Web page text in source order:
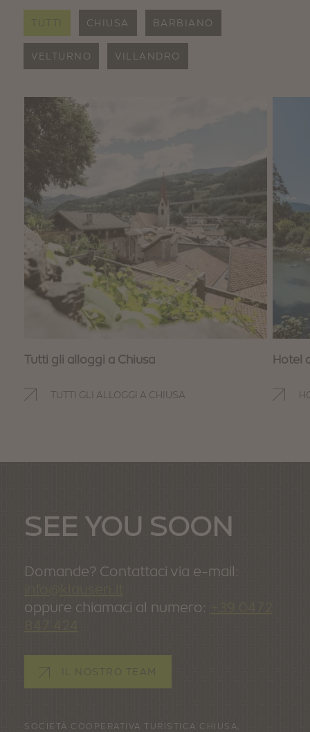
TUTTI CHIUSA BARBIANO
VELTURNO VILLANDRO
Tutti gli alloggi a Chiusa
TUTTI GLI ALLOGGI A CHIUSA
Hotel
SEE YOU SOON
Domande? Contattaci via e-mail:
oppure chiamaci al numero:
IL NOSTRO TEAM
SOCIETÀ COOPERATIVA TURISTICA CHIUSA,